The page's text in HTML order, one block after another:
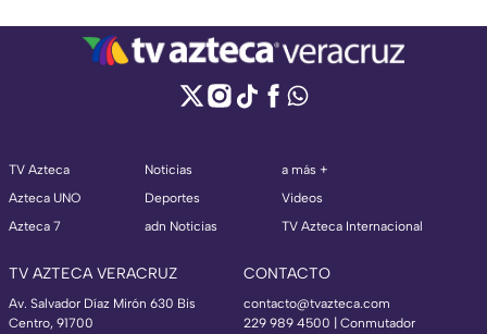
TV Azteca
Azteca UNO
Azteca 7
Noticias
Deportes
adn Noticias
a más +
Videos
TV Azteca Internacional
TV AZTECA VERACRUZ
Av. Salvador Díaz Mirón 630 Bis
Centro, 91700
CONTACTO
contacto@tvazteca.com
229 989 4500 | Conmutador